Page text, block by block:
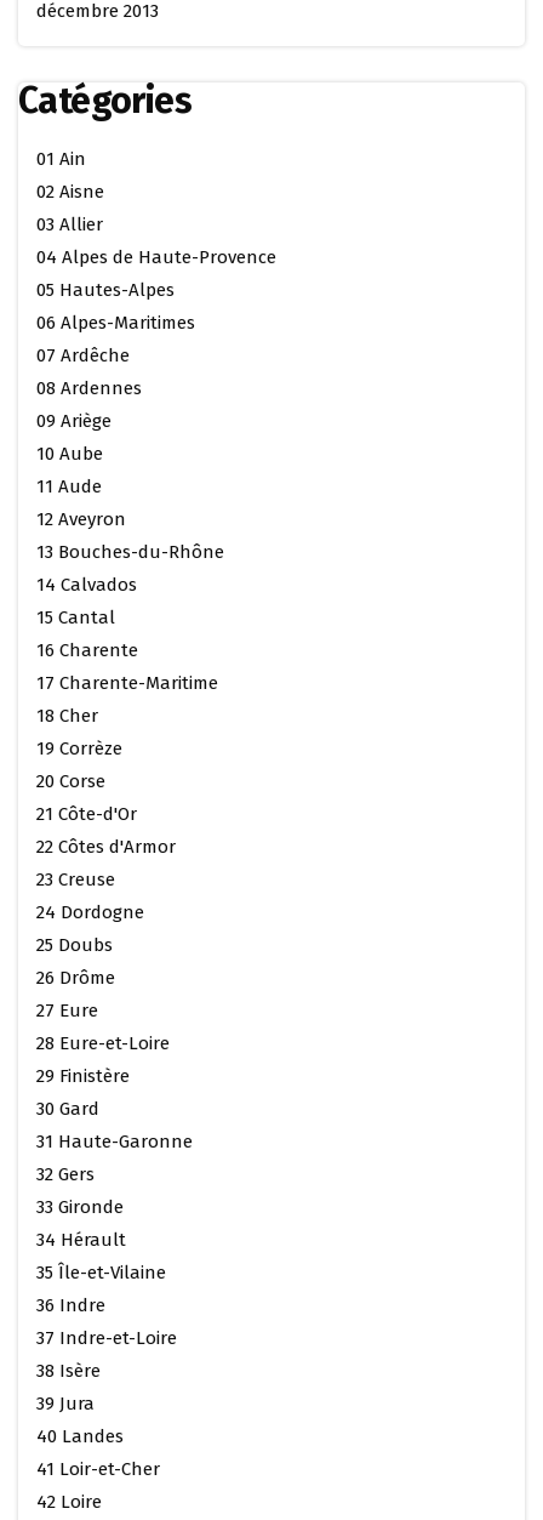
décembre 2013
Catégories
01 Ain
02 Aisne
03 Allier
04 Alpes de Haute-Provence
05 Hautes-Alpes
06 Alpes-Maritimes
07 Ardêche
08 Ardennes
09 Ariège
10 Aube
11 Aude
12 Aveyron
13 Bouches-du-Rhône
14 Calvados
15 Cantal
16 Charente
17 Charente-Maritime
18 Cher
19 Corrèze
20 Corse
21 Côte-d'Or
22 Côtes d'Armor
23 Creuse
24 Dordogne
25 Doubs
26 Drôme
27 Eure
28 Eure-et-Loire
29 Finistère
30 Gard
31 Haute-Garonne
32 Gers
33 Gironde
34 Hérault
35 Île-et-Vilaine
36 Indre
37 Indre-et-Loire
38 Isère
39 Jura
40 Landes
41 Loir-et-Cher
42 Loire